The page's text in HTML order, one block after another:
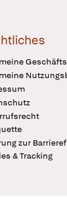
zur
& Tracking